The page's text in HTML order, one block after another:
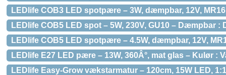
LEDlife COB3 LED spotpære – 3W, dæmpbar, 12V,
LEDlife COB5 LED spot – 5W, 230V, GU10 – Dæmpbar :
LEDlife COB5 LED spotpære – 4.5W, dæmpbar, 12V,
LEDlife E27 LED pære – 13W, 360Â°, mat glas – Kulør :
LEDlife Easy-Grow vækstarmatur – 120cm, 15W LED, 1:1